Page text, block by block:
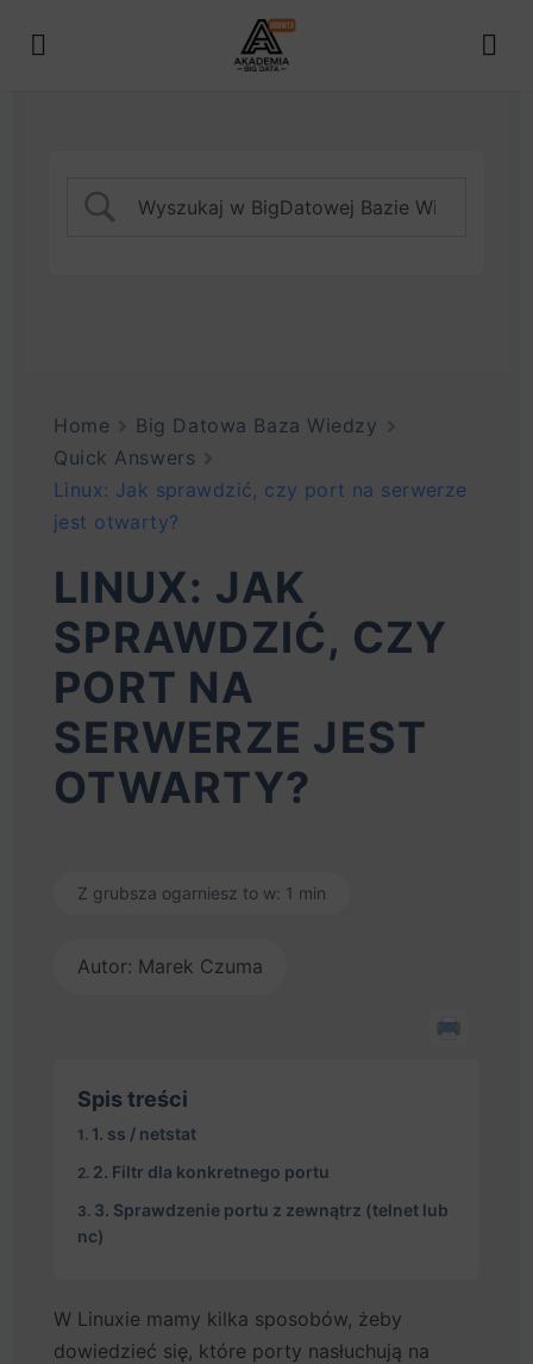
Home
Big Datowa Baza Wiedzy
Quick Answers
Linux: Jak sprawdzić, czy port na serwerze
jest otwarty?
LINUX: JAK
SPRAWDZIĆ, CZY
PORT NA
SERWERZE JEST
OTWARTY?
Z grubsza ogarniesz to w: 1 min
Autor: Marek Czuma
Spis treści
1. ss / netstat
2. Filtr dla konkretnego portu
3. Sprawdzenie portu z zewnątrz (telnet lub
nc)
W Linuxie mamy kilka sposobów, żeby
dowiedzieć się, które porty nasłuchują na